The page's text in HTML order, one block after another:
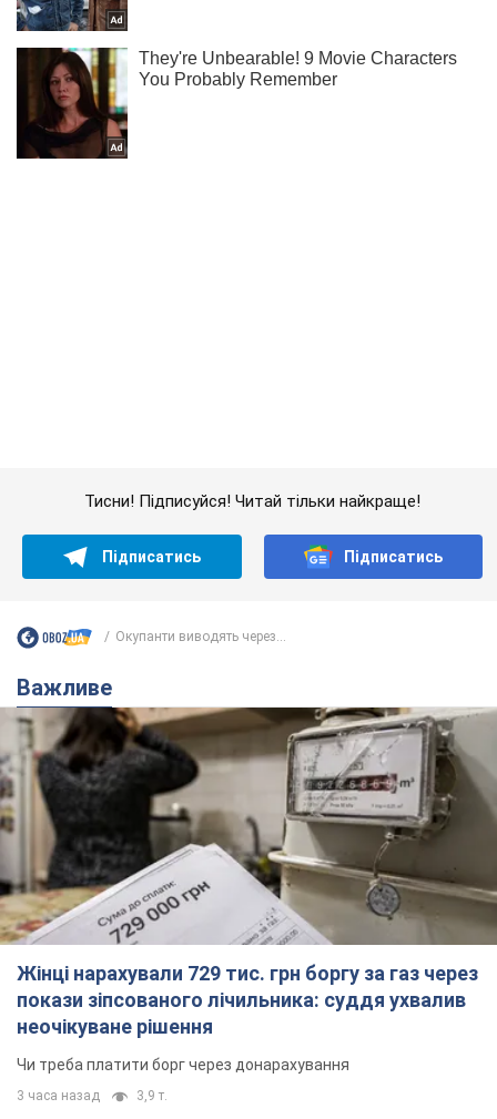
покази зіпсованого лічильника: суддя ухвалив
неочікуване рішення
Чи треба платити борг через донарахування
3 часа назад
"Це Україна напала!" Оксана Вояж
викрила київського поета, якого
"зазомбували": він навіть російської
не знав, а тепер хоче геноциду
Як зазначила артистка, письменник був
фанатом України, але після переїзду в РФ йому
"промили мозок"
час назад 1,8 т.
"Був знесилений": в Україні врятували
пораненого грифа, який обрав для